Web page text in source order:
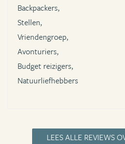
Backpackers,
Stellen,
Vriendengroep,
Avonturiers,
Budget reizigers,
Natuurliefhebbers
LEES ALLE REVIEWS